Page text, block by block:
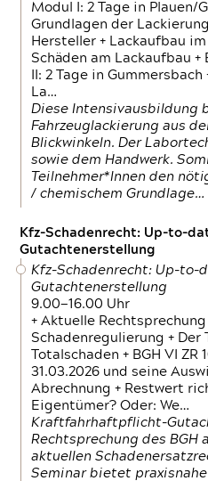
Modul I: 2 Tage in Plauen/
Grundlagen der
Hersteller + Lackaufbau
Schäden am Lackaufbau +
II: 2 Tage in
La…
Diese Intensivausbildung
Fahrzeuglackierung aus
Blickwinkeln. Der
sowie dem Handwerk.
Teilnehmer*Innen den
/ chemischem Grundlage…
Kfz-Schadenrecht: Up-to-
Gutachtenerstellung
Kfz-Schadenrecht: Up-to-
Gutachtenerstellung
9.00—16.00 Uhr
+ Aktuelle Rechtsprechung
Schadenregulierung + Der
Totalschaden + BGH VI
31.03.2026 und seine
Abrechnung + Restwert
Eigentümer? Oder: We…
Kraftfahrhaftpflicht-
Rechtsprechung des BGH
aktuellen
Seminar bietet